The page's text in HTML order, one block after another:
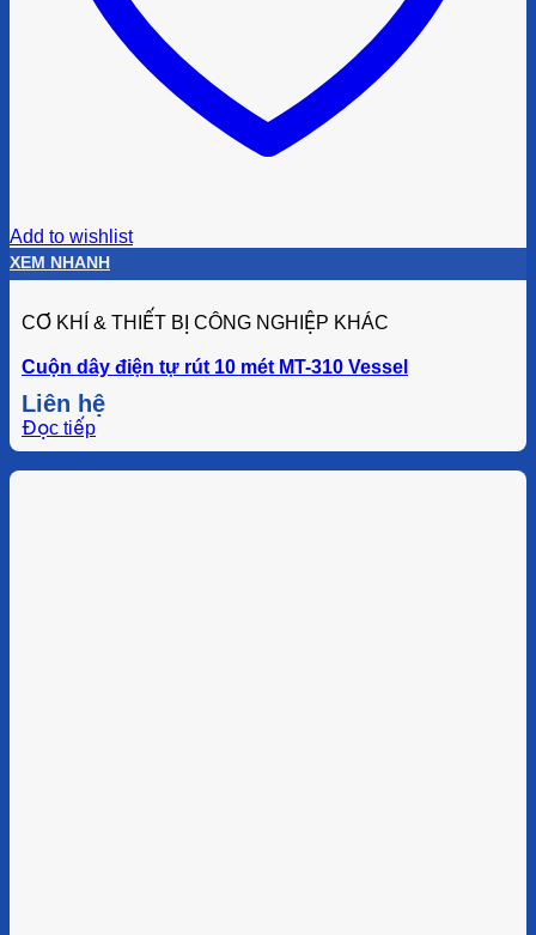
Add to wishlist
XEM NHANH
CƠ KHÍ & THIẾT BỊ CÔNG NGHIỆP KHÁC
Cuộn dây điện tự rút 10 mét MT-310 Vessel
Liên hệ
Đọc tiếp